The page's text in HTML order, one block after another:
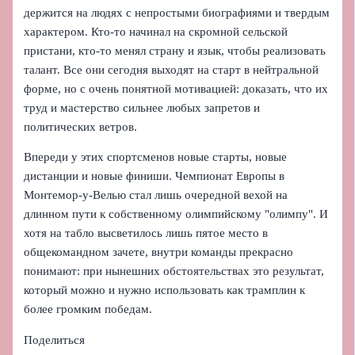
держится на людях с непростыми биографиями и твердым
характером. Кто‑то начинал на скромной сельской
пристани, кто‑то менял страну и язык, чтобы реализовать
талант. Все они сегодня выходят на старт в нейтральной
форме, но с очень понятной мотивацией: доказать, что их
труд и мастерство сильнее любых запретов и
политических ветров.
Впереди у этих спортсменов новые старты, новые
дистанции и новые финиши. Чемпионат Европы в
Монтемор-у-Велью стал лишь очередной вехой на
длинном пути к собственному олимпийскому "олимпу". И
хотя на табло высветилось лишь пятое место в
общекомандном зачете, внутри команды прекрасно
понимают: при нынешних обстоятельствах это результат,
который можно и нужно использовать как трамплин к
более громким победам.
Поделиться